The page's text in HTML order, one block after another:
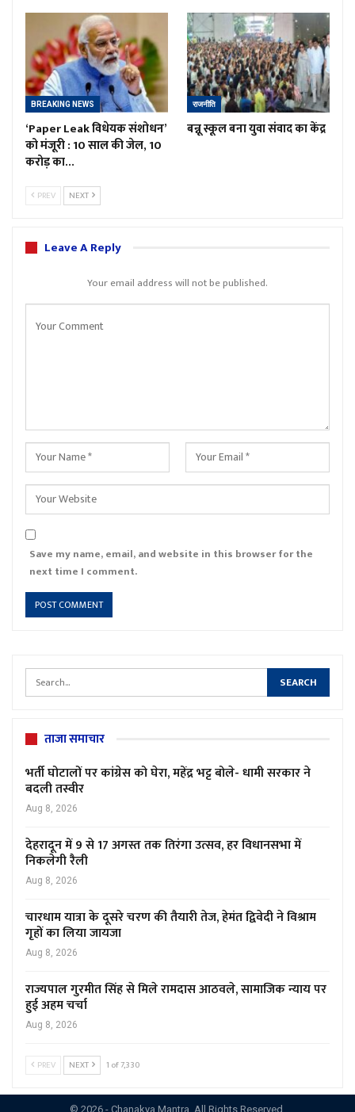
BREAKING NEWS
‘Paper Leak विधेयक संशोधन’
को मंजूरी : 10 साल की जेल, 10
करोड़ का…
राजनीति
बन्नू स्कूल बना युवा संवाद का केंद्र
PREV NEXT
Leave A Reply
Your email address will not be published.
Save my name, email, and website in this browser for the
next time I comment.
ताजा समाचार
भर्ती घोटालों पर कांग्रेस को घेरा, महेंद्र भट्ट बोले- धामी सरकार ने
बदली तस्वीर
Aug 8, 2026
देहरादून में 9 से 17 अगस्त तक तिरंगा उत्सव, हर विधानसभा में
निकलेगी रैली
Aug 8, 2026
चारधाम यात्रा के दूसरे चरण की तैयारी तेज, हेमंत द्विवेदी ने विश्राम
गृहों का लिया जायजा
Aug 8, 2026
राज्यपाल गुरमीत सिंह से मिले रामदास आठवले, सामाजिक न्याय पर
हुई अहम चर्चा
Aug 8, 2026
PREV NEXT 1 of 7,330
© 2026 - Chanakya Mantra. All Rights Reserved.